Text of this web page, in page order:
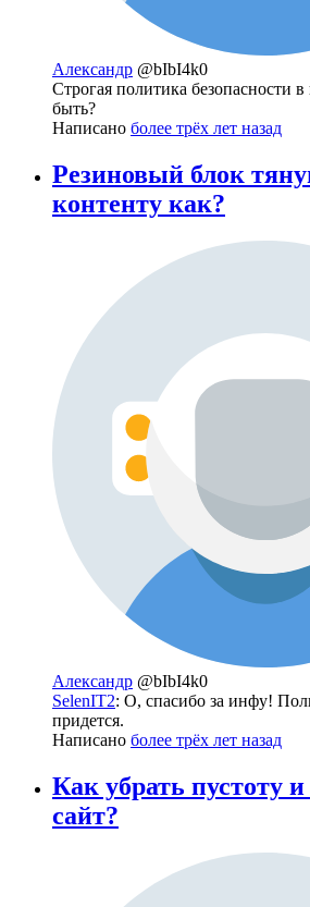
Александр @bIbI4k0
Строгая политика безопасности
быть?
Написано более трёх лет назад
Резиновый блок
контенту как?
Александр @bIbI4k0
SelenIT2: О, спасибо за инфу!
придется.
Написано более трёх лет назад
Как убрать пустоту
сайт?